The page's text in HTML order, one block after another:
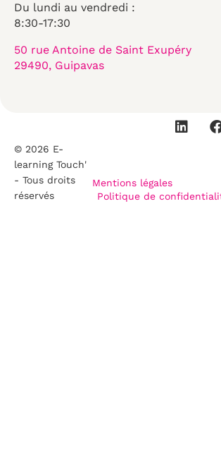
Du lundi au vendredi :
8:30-17:30
50 rue Antoine de Saint Exupéry
29490, Guipavas
© 2026 E-
learning Touch'
- Tous droits
réservés
Mentions légales
Politique de